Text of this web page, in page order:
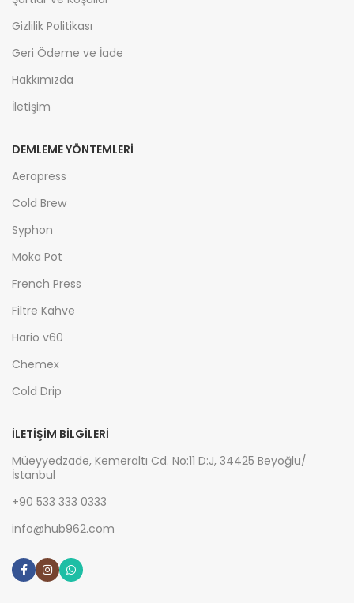
Gizlilik Politikası
Geri Ödeme ve İade
Hakkımızda
İletişim
DEMLEME YÖNTEMLERİ
Aeropress
Cold Brew
Syphon
Moka Pot
French Press
Filtre Kahve
Hario v60
Chemex
Cold Drip
İLETIŞIM BILGILERI
Müeyyedzade, Kemeraltı Cd. No:11 D:J, 34425 Beyoğlu/
İstanbul
+90 533 333 0333
info@hub962.com